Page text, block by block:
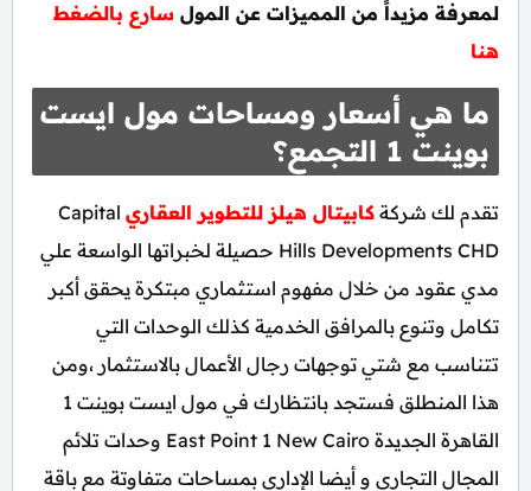
لمعرفة مزيداً من المميزات عن المول سارع بالضغط
هنا
ما هي أسعار ومساحات مول ايست
بوينت 1 التجمع؟
تقدم لك شركة كابيتال هيلز للتطوير العقاري Capital
Hills Developments CHD حصيلة لخبراتها الواسعة علي
مدي عقود من خلال مفهوم استثماري مبتكرة يحقق أكبر
تكامل وتنوع بالمرافق الخدمية كذلك الوحدات التي
تتناسب مع شتي توجهات رجال الأعمال بالاستثمار ،ومن
هذا المنطلق فستجد بانتظارك في مول ايست بوينت 1
القاهرة الجديدة East Point 1 New Cairo وحدات تلائم
المجال التجاري و أيضا الإداري بمساحات متفاوتة مع باقة